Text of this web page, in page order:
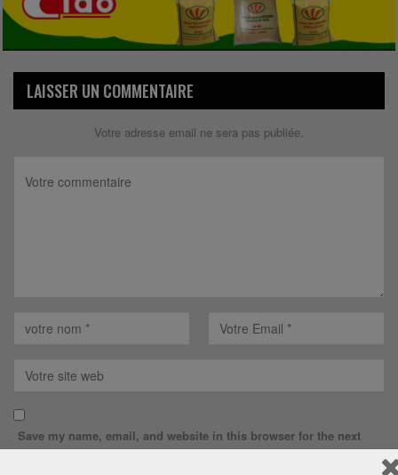
LAISSER UN COMMENTAIRE
Votre adresse email ne sera pas publiée.
Save my name, email, and website in this browser for the next